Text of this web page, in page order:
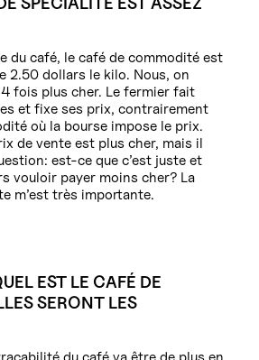
du café, le café de commodité est
2.50 dollars le kilo. Nous, on
4 fois plus cher. Le fermier fait
et fixe ses prix, contrairement
où la bourse impose le prix.
de vente est plus cher, mais il
est-ce que c’est juste et
vouloir payer moins cher? La
m’est très importante.
EST LE CAFÉ DE
SERONT LES